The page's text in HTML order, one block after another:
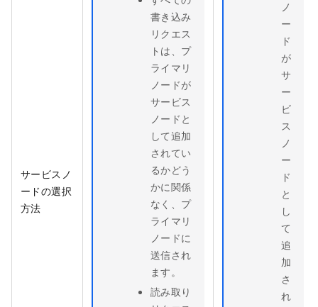
サービスノ
ードの選択
方法
書き込み
リクエス
トは、プ
ライマリ
ノードが
サービス
ノードと
して追加
されてい
るかどう
かに関係
なく、プ
ライマリ
ノードに
送信され
ます。
読み取り
ノ
ー
ド
が
サ
ー
ビ
ス
ノ
ー
ド
と
し
て
追
加
さ
れ